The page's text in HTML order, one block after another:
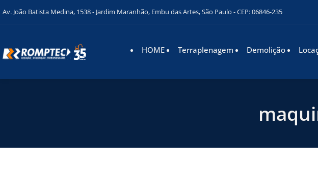
Av. João Batista Medina, 1538 - Jardim Maranhão, Embu das Artes, São Paulo - CEP: 06846-235
HOME Terraplenagem Demolição